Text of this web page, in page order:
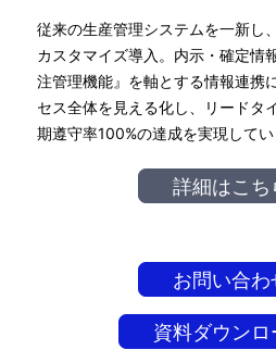
従来の生産管理システムを一新し
カスタマイズ導入。内示・確定情
注管理機能』を軸とする情報連携
セス全体を見える化し、リードタ
期遵守率100%の達成を実現してい
詳細はこち
お問い合わ
資料ダウンロ